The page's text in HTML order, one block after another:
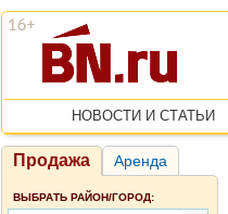
НОВОСТИ И СТАТЬИ
Продажа Аренда
ВЫБРАТЬ РАЙОН/ГОРОД: